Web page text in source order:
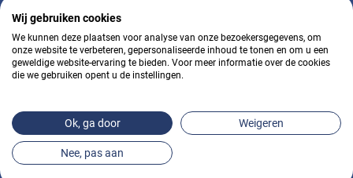
Algemene voorwaarden
Privacy
© 2026 - diagnotix • ••
Realisatie:
Wij gebruiken cookies
We kunnen deze plaatsen voor analyse van onze bezoekersgegevens, om
onze website te verbeteren, gepersonaliseerde inhoud te tonen en om u een
geweldige website-ervaring te bieden. Voor meer informatie over de cookies
die we gebruiken opent u de instellingen.
Ok, ga door Weigeren
Nee, pas aan